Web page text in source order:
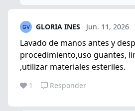
GLORIA INES Jun. 11, 2026
Lavado de manos antes y
procedimiento,uso guantes,
,utilizar materiales esteriles.
1 Responder